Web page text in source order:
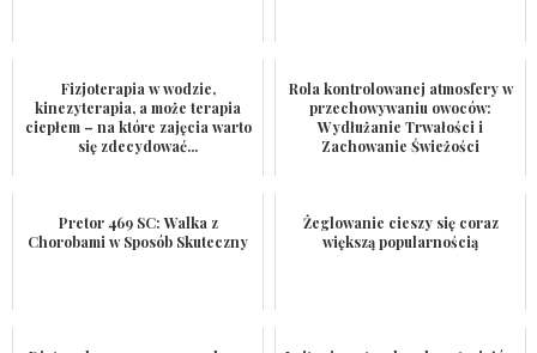
Fizjoterapia w wodzie,
kinezyterapia, a może terapia
ciepłem – na które zajęcia warto
się zdecydować...
Rola kontrolowanej atmosfery w
przechowywaniu owoców:
Wydłużanie Trwałości i
Zachowanie Świeżości
Pretor 469 SC: Walka z
Chorobami w Sposób Skuteczny
Żeglowanie cieszy się coraz
większą popularnością